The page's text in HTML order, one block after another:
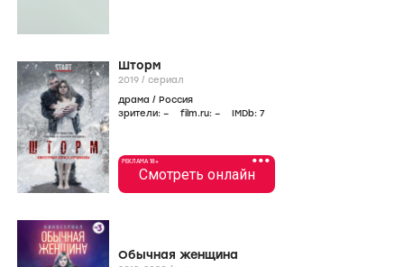
Шторм
2019 / сериал
драма / Россия
зрители: – film.ru: – IMDb: 7
•••
РЕКЛАМА 18+
Смотреть онлайн
Обычная женщина